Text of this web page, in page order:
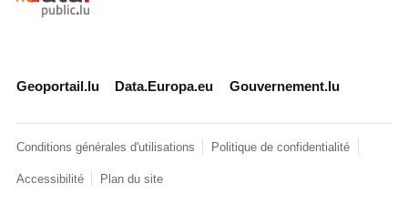
Geoportail.lu Data.Europa.eu Gouvernement.lu
Conditions générales d'utilisations Politique de confidentialité
Accessibilité Plan du site